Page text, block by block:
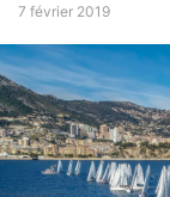
7 février 2019